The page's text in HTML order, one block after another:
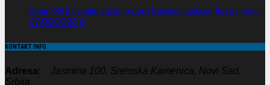
Senat SAD usvojio zakon o pooštravanju sankcija Rusiji i Iranu.
07/08/2026 0
KONTAKT INFO
Adresa:
Jasmina 100, Sremska Kamenica, Novi Sad,
Srbija